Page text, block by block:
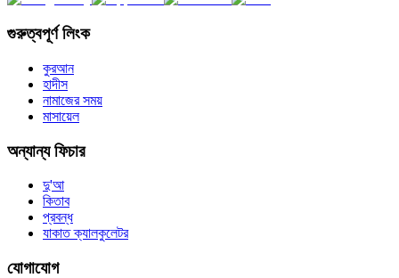
গুরুত্বপূর্ণ লিংক
কুরআন
হাদীস
নামাজের সময়
মাসায়েল
অন্যান্য ফিচার
দু'আ
কিতাব
প্রবন্ধ
যাকাত ক্যালকুলেটর
যোগাযোগ